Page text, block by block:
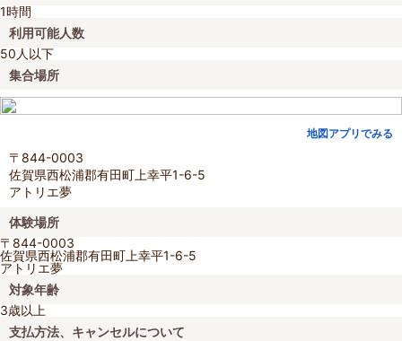
1時間
利用可能人数
50人以下
集合場所
地図アプリでみる
〒844-0003
佐賀県西松浦郡有田町上幸平1-6-5
アトリエ夢
体験場所
〒844-0003
佐賀県西松浦郡有田町上幸平1-6-5
アトリエ夢
対象年齢
3歳以上
支払方法、キャンセルについて